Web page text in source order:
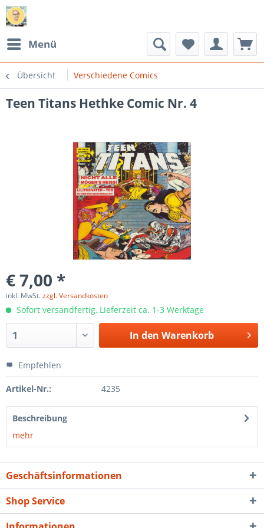
Menü
Übersicht Verschiedene Comics
Teen Titans Hethke Comic Nr. 4
€ 7,00 *
inkl. MwSt.zzgl. Versandkosten
Sofort versandfertig, Lieferzeit ca. 1-3 Werktage
In den Warenkorb
Empfehlen
Artikel-Nr.: 4235
Beschreibung
mehr
Geschäftsinformationen
Shop Service